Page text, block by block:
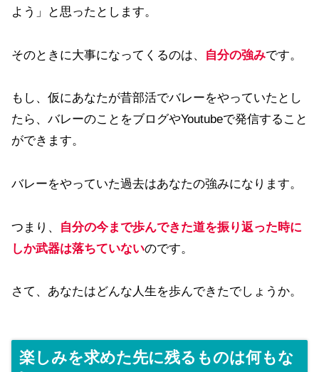
よう」と思ったとします。
そのときに大事になってくるのは、 自分の強みです。
もし、仮にあなたが昔部活でバレーをやっていたとし
たら、バレーのことをブログやYoutubeで発信すること
ができます。
バレーをやっていた過去はあなたの強みになります。
つまり、
自分の今まで歩んできた道を振り返った時に
しか武器は落ちていないのです。
さて、あなたはどんな人生を歩んできたでしょうか。
楽しみを求めた先に残るものは何もな